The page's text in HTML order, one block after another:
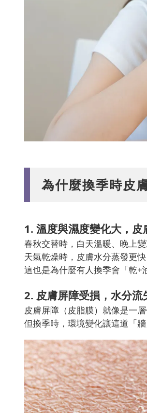
為什麼換季時皮
1. 溫度與濕度變化大，皮
春秋交替時，白天溫暖、晚上
天氣乾燥時，皮膚水分蒸發更
這也是為什麼有人換季會「乾+
2. 皮膚屏障受損，水分流
皮膚屏障（皮脂膜）就像是一
但換季時，環境變化讓這道「